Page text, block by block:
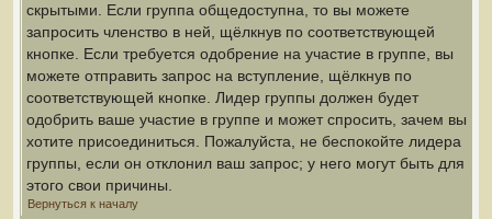
скрытыми. Если группа общедоступна, то вы можете
запросить членство в ней, щёлкнув по соответствующей
кнопке. Если требуется одобрение на участие в группе, вы
можете отправить запрос на вступление, щёлкнув по
соответствующей кнопке. Лидер группы должен будет
одобрить ваше участие в группе и может спросить, зачем вы
хотите присоединиться. Пожалуйста, не беспокойте лидера
группы, если он отклонил ваш запрос; у него могут быть для
этого свои причины.
Вернуться к началу